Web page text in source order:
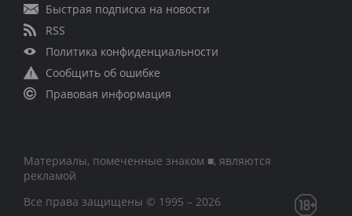
Быстрая подписка на новости
RSS
Политика конфиденциальности
Сообщить об ошибке
Правовая информация
Материалы, помеченные знаком ■, являются
рекламой
Все права защищены © 1995 – 2026